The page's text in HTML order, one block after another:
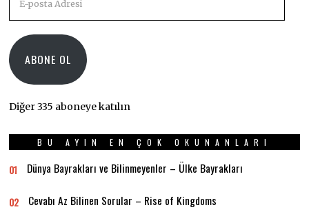
posta
ABONE OL
Diğer 335 aboneye katılın
BU AYIN EN ÇOK OKUNANLARI
01 Dünya Bayrakları ve Bilinmeyenler – Ülke Bayrakları
02 Cevabı Az Bilinen Sorular – Rise of Kingdoms